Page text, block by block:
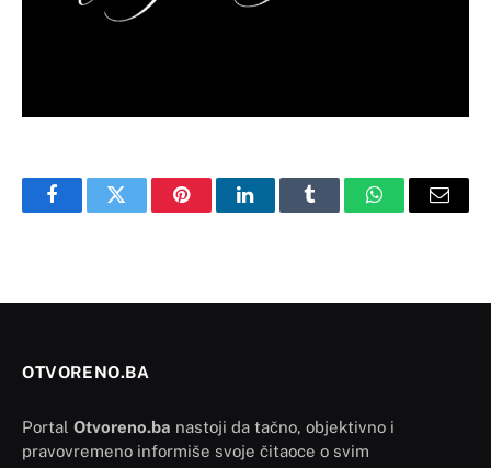
FacebookTwitter PinterestLinkedInTumblr WhatsAppEmail
OTVORENO.BA
Portal Otvoreno.ba nastoji da tačno, objektivno i
pravovremeno informiše svoje čitaoce o svim